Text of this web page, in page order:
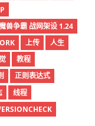
兽争霸 战网架设 1.24
上传
人生
教程
正则表达式
线程